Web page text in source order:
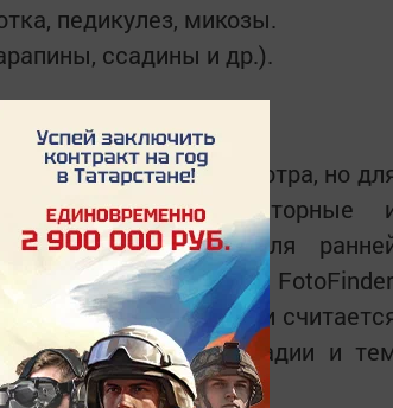
педикулез, микозы.
ссадины и др.).
достаточно осмотра, но
различные лабораторные
Так, например, для
аппараты
заболеваний кожи
на ранней стадии и